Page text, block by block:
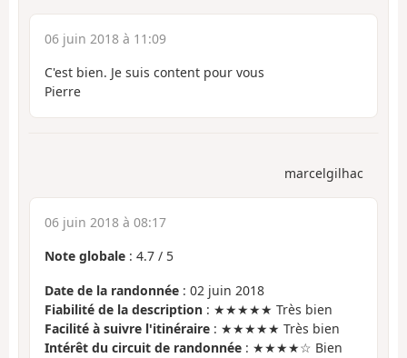
06 juin 2018 à 11:09
C'est bien. Je suis content pour vous
Pierre
marcelgilhac
06 juin 2018 à 08:17
Note globale : 4.7 / 5
Date de la randonnée : 02 juin 2018
Fiabilité de la description : ★★★★★ Très bien
Facilité à suivre l'itinéraire : ★★★★★ Très bien
Intérêt du circuit de randonnée : ★★★★☆ Bien